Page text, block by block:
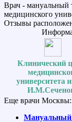
Врач - мануальный
медицинского
Отзывы
Клинический
университета
Еще врачи Москвы:
Мануальный